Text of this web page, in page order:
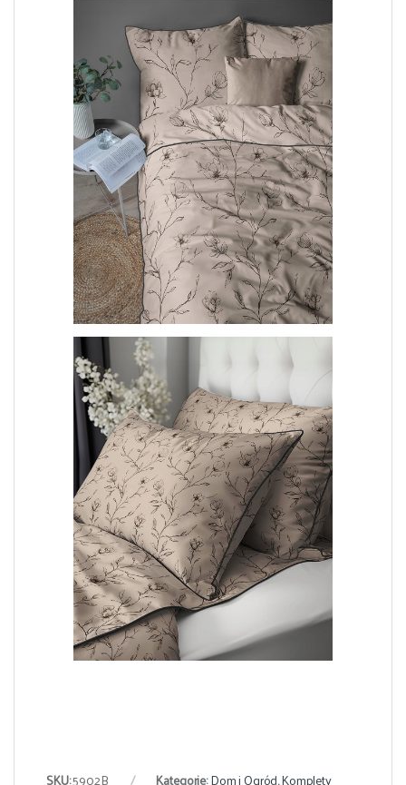
SKU:5902B Kategorie:Dom i Ogród,Komplety